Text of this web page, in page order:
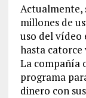
Actualmente,
millones de
uso del vídeo
hasta catorce
La compañía
programa
dinero con